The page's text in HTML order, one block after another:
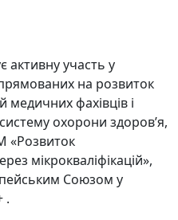
активну участь у
на розвиток
фахівців і
охорони здоров’я,
«Розвиток
мікрокваліфікацій»,
Союзом у
.